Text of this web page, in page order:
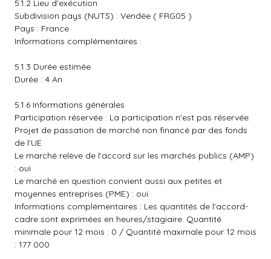
5.1.2 Lieu d'exécution
Subdivision pays (NUTS) : Vendée ( FRG05 )
Pays : France
Informations complémentaires :
5.1.3 Durée estimée
Durée : 4 An
5.1.6 Informations générales
Participation réservée : La participation n'est pas réservée.
Projet de passation de marché non financé par des fonds
de l'UE
Le marché relève de l'accord sur les marchés publics (AMP)
: oui
Le marché en question convient aussi aux petites et
moyennes entreprises (PME) : oui
Informations complémentaires : Les quantités de l'accord-
cadre sont exprimées en heures/stagiaire. Quantité
minimale pour 12 mois : 0 / Quantité maximale pour 12 mois
: 177 000